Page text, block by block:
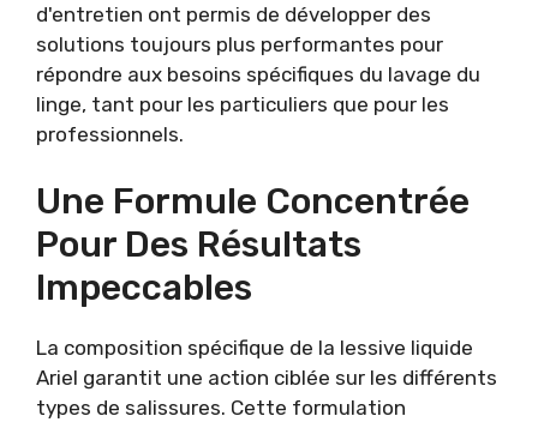
d'entretien ont permis de développer des
solutions toujours plus performantes pour
répondre aux besoins spécifiques du lavage du
linge, tant pour les particuliers que pour les
professionnels.
Une Formule Concentrée
Pour Des Résultats
Impeccables
La composition spécifique de la lessive liquide
Ariel garantit une action ciblée sur les différents
types de salissures. Cette formulation